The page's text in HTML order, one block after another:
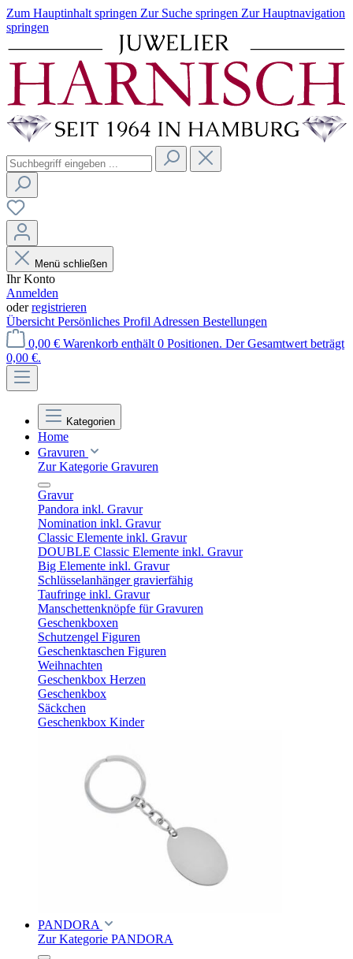
Zum Hauptinhalt springen Zur Suche springen Zur Hauptnavigation
springen
Menü schließen
Ihr Konto
Anmelden
oderregistrieren
Übersicht Persönliches Profil Adressen Bestellungen
0,00 € Warenkorb enthält 0 Positionen. Der Gesamtwert beträgt
0,00 €.
Kategorien
Home
Gravuren
Zur Kategorie Gravuren
Gravur
Pandora inkl. Gravur
Nomination inkl. Gravur
Classic Elemente inkl. Gravur
DOUBLE Classic Elemente inkl. Gravur
Big Elemente inkl. Gravur
Schlüsselanhänger gravierfähig
Taufringe inkl. Gravur
Manschettenknöpfe für Gravuren
Geschenkboxen
Schutzengel Figuren
Geschenktaschen Figuren
Weihnachten
Geschenkbox Herzen
Geschenkbox
Säckchen
Geschenkbox Kinder
PANDORA
Zur Kategorie PANDORA